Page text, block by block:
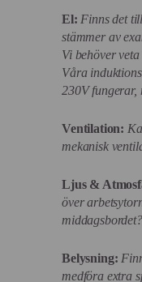
El: Finns det
stämmer av
Vi behöver
Våra
230V fungerar,
Ventilation:
mekanisk
Ljus &
över
middagsbordet?
Belysning:
medföra extra